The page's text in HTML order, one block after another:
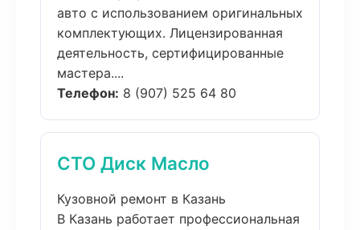
авто с использованием оригинальных
комплектующих. Лицензированная
деятельность, сертифицированные
мастера....
Телефон: 8 (907) 525 64 80
СТО Диск Масло
Кузовной ремонт в Казань
В Казань работает профессиональная